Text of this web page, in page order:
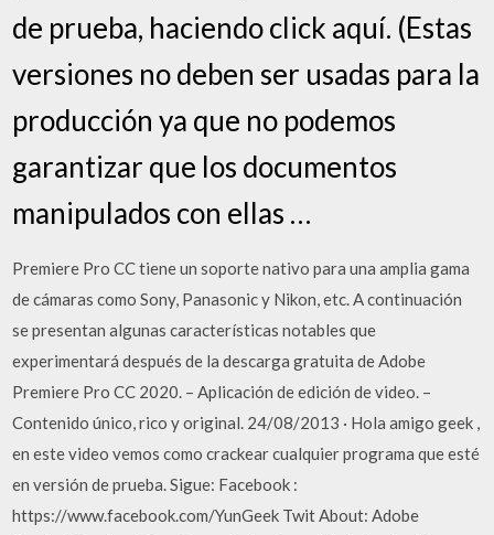
de prueba, haciendo click aquí. (Estas
versiones no deben ser usadas para la
producción ya que no podemos
garantizar que los documentos
manipulados con ellas …
Premiere Pro CC tiene un soporte nativo para una amplia gama
de cámaras como Sony, Panasonic y Nikon, etc. A continuación
se presentan algunas características notables que
experimentará después de la descarga gratuita de Adobe
Premiere Pro CC 2020. – Aplicación de edición de video. –
Contenido único, rico y original. 24/08/2013 · Hola amigo geek ,
en este video vemos como crackear cualquier programa que esté
en versión de prueba. Sigue: Facebook :
https://www.facebook.com/YunGeek Twit About: Adobe